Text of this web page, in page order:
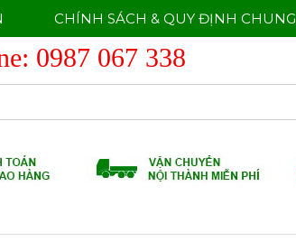
0987 067 338
CHÍNH SÁCH & QUY ĐỊNH CHUNG